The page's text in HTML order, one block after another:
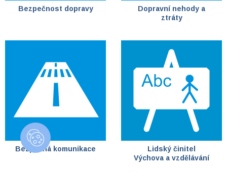
Bezpečnost dopravy
Dopravní nehody a
ztráty
Bezpečná komunikace
Lidský činitel
Výchova a vzdělávání